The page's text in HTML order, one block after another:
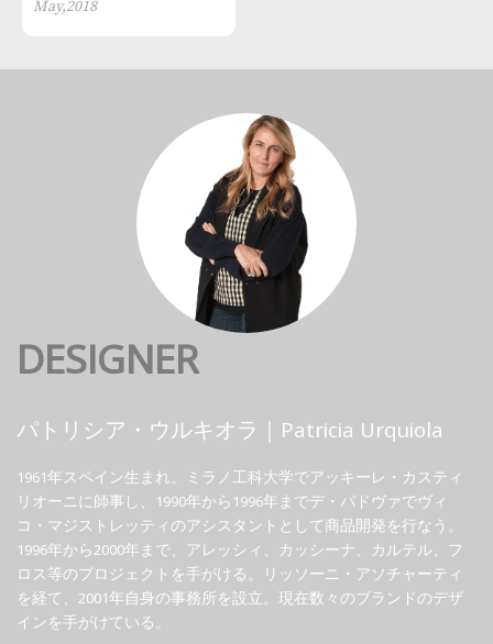
May,2018
DESIGNER
パトリシア・ウルキオラ｜Patricia Urquiola
1961年スペイン生まれ。ミラノ工科大学でアッキーレ・カスティ
リオーニに師事し、1990年から1996年までデ・パドヴァでヴィ
コ・マジストレッティのアシスタントとして商品開発を行なう。
1996年から2000年まで、アレッシィ、カッシーナ、カルテル、フ
ロス等のプロジェクトを手がける。リッソーニ・アソチャーティ
を経て、2001年自身の事務所を設立。現在数々のブランドのデザ
インを手がけている。